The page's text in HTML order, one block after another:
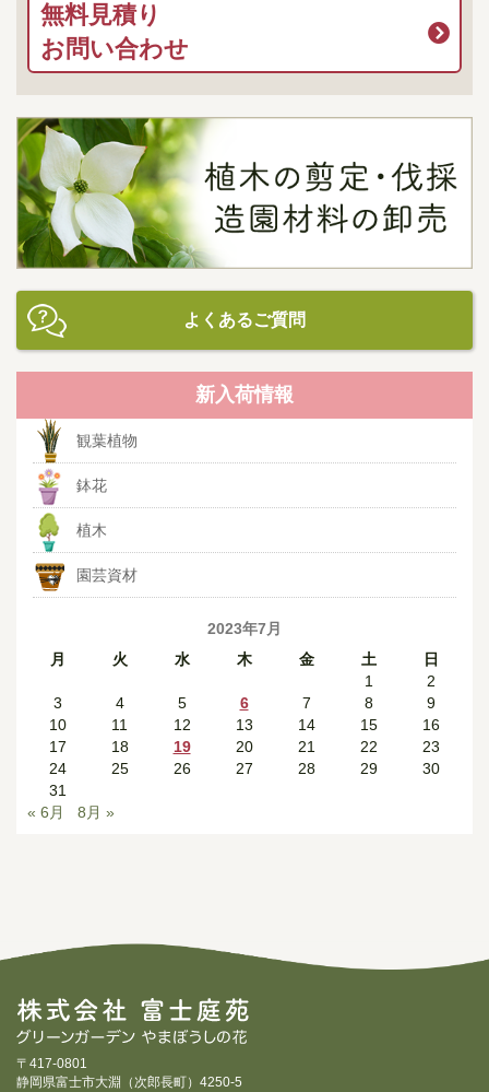
無料見積り
お問い合わせ
よくあるご質問
新入荷情報
観葉植物
鉢花
植木
園芸資材
2023年7月
月
火 水 木 金 土
日
1
2
3
4 5 6 7 8
9
10
11 12 13 14 15
16
17
18 19 20 21 22
23
24
25 26 27 28 29
30
31
« 6月
8月 »
〒417-0801
静岡県富士市大淵（次郎長町）4250-5